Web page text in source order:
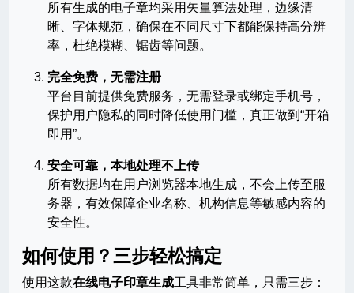
所有生成的电子章均采用矢量算法处理，边缘清
晰、字体规范，确保在不同尺寸下都能保持高分辨
率，杜绝模糊、锯齿等问题。
完全免费，无需注册
平台目前提供免费服务，无需登录或绑定手机号，
保护用户隐私的同时降低使用门槛，真正做到“开箱
即用”。
安全可靠，本地处理不上传
所有数据均在用户浏览器本地生成，不会上传至服
务器，有效保障企业名称、机构信息等敏感内容的
安全性。
如何使用？三步轻松搞定
使用这款在线电子印章生成工具非常简单，只需三步：